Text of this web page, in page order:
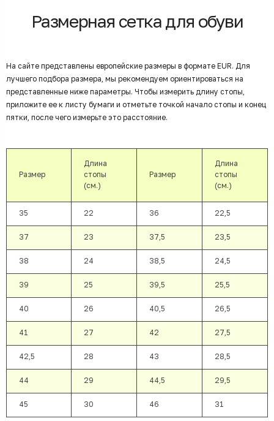
Размерная сетка для обуви
На сайте представлены европейские размеры в формате EUR. Для
лучшего подбора размера, мы рекомендуем ориентироваться на
представленные ниже параметры. Чтобы измерить длину стопы,
приложите ее к листу бумаги и отметьте точкой начало стопы и конец
пятки, после чего измерьте это расстояние.
Размер
Длина
стопы
(см.)
Размер
Длина
стопы
(см.)
35 22 36 22,5
37 23 37,5 23,5
38 24 38,5 24,5
39 25 39,5 25,5
40 26 40,5 26,5
41 27 42 27,5
42,5 28 43 28,5
44 29 44,5 29,5
45 30 46 31